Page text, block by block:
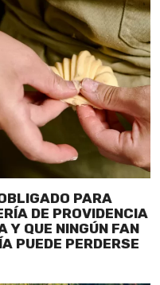
PARA
DE PROVIDENCIA
Y QUE NINGÚN FAN
PUEDE PERDERSE